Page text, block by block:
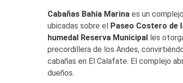
Cabañas Bahía Marina es un
ubicadas sobre el
Paseo Costero de
humedal Reserva Municipal
les
precordillera de los Andes,
cabañas en El Calafate. El complejo
dueños.